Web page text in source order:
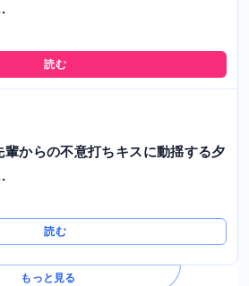
読む
輩からの不意打ちキスに動揺する夕
読む
もっと見る